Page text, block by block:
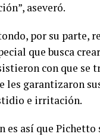
aseveró.
por su parte,
que busca
con que se
les garantizaron
e irritación.
es así que